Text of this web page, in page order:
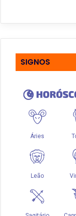
SIGNOS